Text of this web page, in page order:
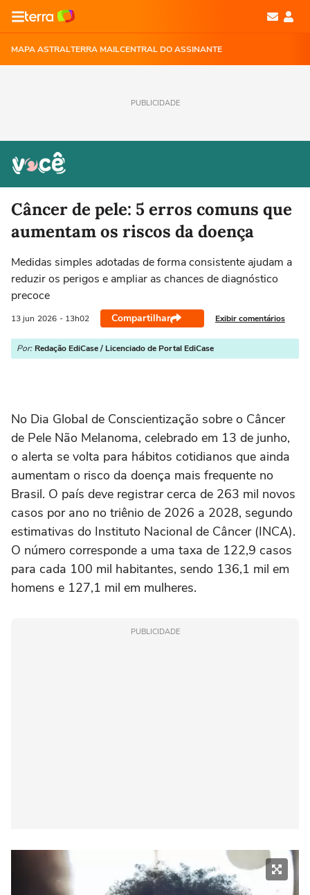
MAPA ASTRALTERRA MAILCENTRAL DO ASSINANTE
PUBLICIDADE
Câncer de pele: 5 erros comuns que
aumentam os riscos da doença
Medidas simples adotadas de forma consistente ajudam a
reduzir os perigos e ampliar as chances de diagnóstico
precoce
13 jun 2026 - 13h02 Compartilhar Exibir comentários
Por: Redação EdiCase / Licenciado de Portal EdiCase
No Dia Global de Conscientização sobre o Câncer
de Pele Não Melanoma, celebrado em 13 de junho,
o alerta se volta para hábitos cotidianos que ainda
aumentam o risco da doença mais frequente no
Brasil. O país deve registrar cerca de 263 mil novos
casos por ano no triênio de 2026 a 2028, segundo
estimativas do Instituto Nacional de Câncer (INCA).
O número corresponde a uma taxa de 122,9 casos
para cada 100 mil habitantes, sendo 136,1 mil em
homens e 127,1 mil em mulheres.
PUBLICIDADE